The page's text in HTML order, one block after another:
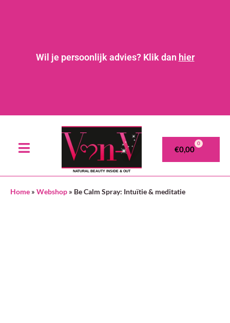
Wil je persoonlijk advies? Klik dan hier
NATURAL BEAUTY INSIDE & OUT
€0,00
0
Home » Webshop » Be Calm Spray: Intuïtie & meditatie